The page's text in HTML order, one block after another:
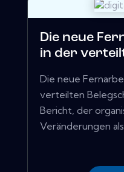
Die neue
in der
Die neue
verteilten
Bericht, der
Veränderungen